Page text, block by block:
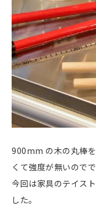
900mm の木の丸棒
くて強度が無いので
今回は家具のテイス
した。